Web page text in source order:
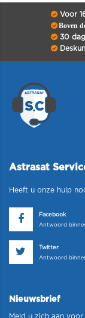
Voor
Boven
30
Astrasat
Heeft u onze hulp
Facebook
Antwoord
Twitter
Antwoord
Nieuwsbrief
Meld u zich aan